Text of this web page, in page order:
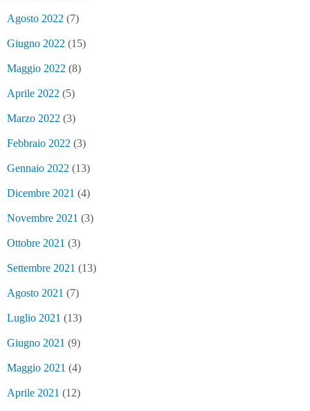
Agosto 2022 (7)
Giugno 2022 (15)
Maggio 2022 (8)
Aprile 2022 (5)
Marzo 2022 (3)
Febbraio 2022 (3)
Gennaio 2022 (13)
Dicembre 2021 (4)
Novembre 2021 (3)
Ottobre 2021 (3)
Settembre 2021 (13)
Agosto 2021 (7)
Luglio 2021 (13)
Giugno 2021 (9)
Maggio 2021 (4)
Aprile 2021 (12)